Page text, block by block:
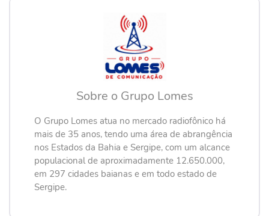
Sobre o Grupo Lomes
O Grupo Lomes atua no mercado radiofônico há
mais de 35 anos, tendo uma área de abrangência
nos Estados da Bahia e Sergipe, com um alcance
populacional de aproximadamente 12.650.000,
em 297 cidades baianas e em todo estado de
Sergipe.